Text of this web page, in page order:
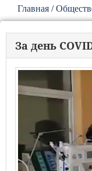
Главная /
За день